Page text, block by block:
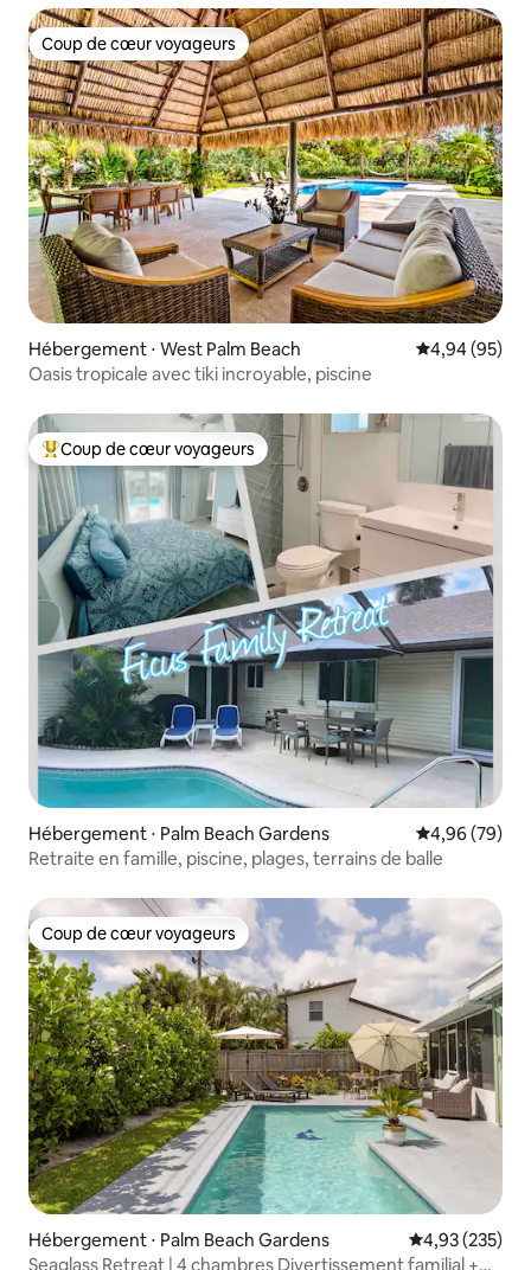
Coup de cœur voyageurs
Coup de cœur voyageurs
Hébergement ⋅ West Palm Beach Évaluation
4,94 (95)
Oasis tropicale avec tiki incroyable, piscine
Coups de cœur voyageurs les plus appréciés
Coup de cœur voyageurs
Hébergement ⋅ Palm Beach Gardens Évaluation
4,96 (79)
Retraite en famille, piscine, plages, terrains de balle
Coup de cœur voyageurs
Coup de cœur voyageurs
Hébergement ⋅ Palm Beach Gardens Évaluation
4,93 (235)
Seaglass Retreat | 4 chambres Divertissement familial +